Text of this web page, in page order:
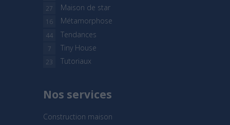
Maison de star
27
Métamorphose
16
Tendances
44
Tiny House
7
Tutoriaux
23
Nos services
Construction maison